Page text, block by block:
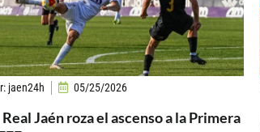
jaen24h 05/25/2026
Real Jaén roza el ascenso a la Primera